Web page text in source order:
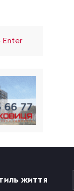
Enter
ЖИТТЯ